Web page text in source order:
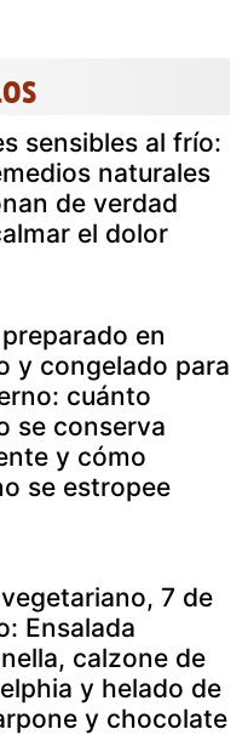
sensibles al frío:
naturales
de verdad
el dolor
en
y congelado para
cuánto
se conserva
y cómo
se estropee
7 de
Ensalada
calzone de
y helado de
y chocolate